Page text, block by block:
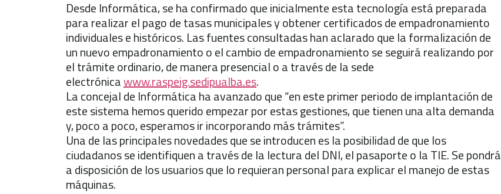
Desde Informática, se ha confirmado que inicialmente esta tecnología está preparada
para realizar el pago de tasas municipales y obtener certificados de empadronamiento
individuales e históricos. Las fuentes consultadas han aclarado que la formalización de
un nuevo empadronamiento o el cambio de empadronamiento se seguirá realizando por
el trámite ordinario, de manera presencial o a través de la sede
electrónicawww.raspeig.sedipualba.es.
La concejal de Informática ha avanzado que “en este primer periodo de implantación de
este sistema hemos querido empezar por estas gestiones, que tienen una alta demanda
y, poco a poco, esperamos ir incorporando más trámites”.
Una de las principales novedades que se introducen es la posibilidad de que los
ciudadanos se identifiquen a través de la lectura del DNI, el pasaporte o la TIE. Se pondrá
a disposición de los usuarios que lo requieran personal para explicar el manejo de estas
máquinas.